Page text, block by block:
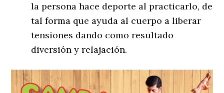
la persona hace deporte al practicarlo, de
tal forma que ayuda al cuerpo a liberar
tensiones dando como resultado
diversión y relajación.